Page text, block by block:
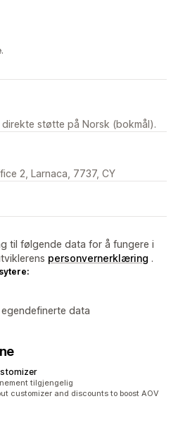
støtte på Norsk (bokmål).
2, Larnaca, 7737, CY
til følgende data for å fungere i
personvernerklæring .
data
tilgjengelig
customizer and discounts to boost AOV